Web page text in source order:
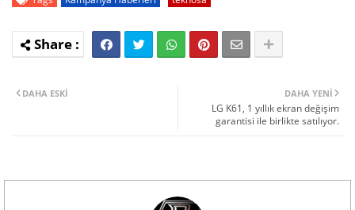
DAHA YENI
LG K61, 1 yıllık ekran değişim
garantisi ile birlikte satılıyor.
DAHA ESKI